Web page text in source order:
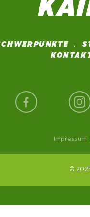
Impressum
©